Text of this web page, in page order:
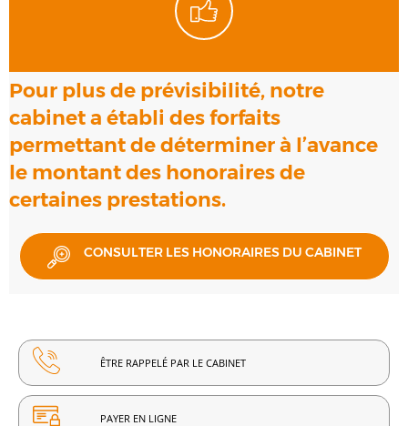
Pour plus de prévisibilité, notre
cabinet a établi des forfaits
permettant de déterminer à l’avance
le montant des honoraires de
certaines prestations.
CONSULTER LES HONORAIRES DU CABINET
ÊTRE RAPPELÉ PAR LE CABINET
PAYER EN LIGNE